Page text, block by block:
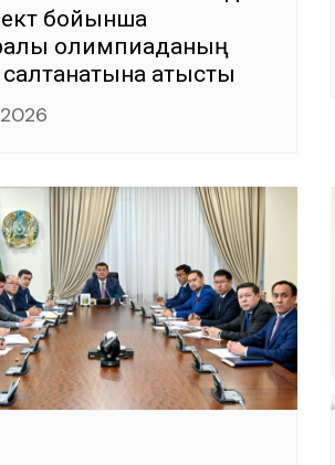
бойынша
олимпиаданың
қатысты